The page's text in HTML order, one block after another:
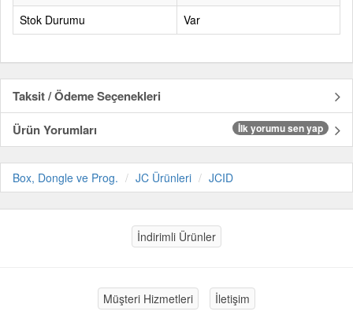
Stok Durumu
Var
Taksit / Ödeme Seçenekleri
Ürün Yorumları
İlk yorumu sen yap
Box, Dongle ve Prog. JC Ürünleri JCID
İndirimli Ürünler
Müşteri Hizmetleri İletişim